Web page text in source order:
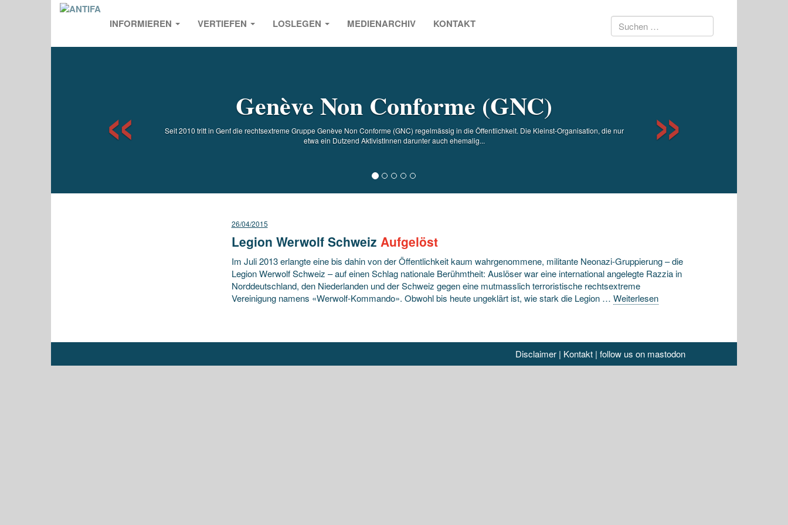
INFORMIEREN VERTIEFEN LOSLEGEN MEDIENARCHIV KONTAKT Suchen
Genève Non Conforme (GNC)
Seit 2010 tritt in Genf die rechtsextreme Gruppe Genève Non Conforme (GNC) regelmässig in die Öffentlichkeit. Die Kleinst-Organisation, die nur
etwa ein Dutzend AktivistInnen darunter auch ehemalig...
26/04/2015
Legion Werwolf Schweiz Aufgelöst
Im Juli 2013 erlangte eine bis dahin von der Öffentlichkeit kaum wahrgenommene, militante Neonazi-Gruppierung – die
Legion Werwolf Schweiz – auf einen Schlag nationale Berühmtheit: Auslöser war eine international angelegte Razzia in
Norddeutschland, den Niederlanden und der Schweiz gegen eine mutmasslich terroristische rechtsextreme
Vereinigung namens «Werwolf-Kommando». Obwohl bis heute ungeklärt ist, wie stark die Legion … Weiterlesen
Disclaimer| Kontakt| follow us on mastodon